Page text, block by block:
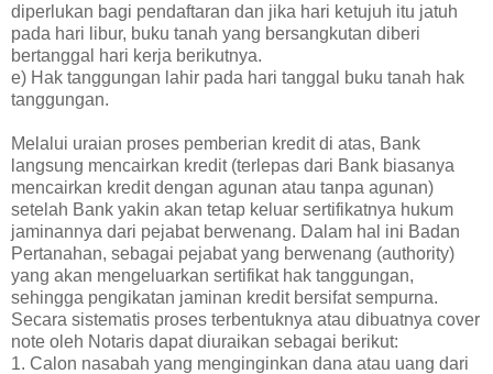
diperlukan bagi pendaftaran dan jika hari ketujuh itu jatuh
pada hari libur, buku tanah yang bersangkutan diberi
bertanggal hari kerja berikutnya.
e) Hak tanggungan lahir pada hari tanggal buku tanah hak
tanggungan.
Melalui uraian proses pemberian kredit di atas, Bank
langsung mencairkan kredit (terlepas dari Bank biasanya
mencairkan kredit dengan agunan atau tanpa agunan)
setelah Bank yakin akan tetap keluar sertifikatnya hukum
jaminannya dari pejabat berwenang. Dalam hal ini Badan
Pertanahan, sebagai pejabat yang berwenang (authority)
yang akan mengeluarkan sertifikat hak tanggungan,
sehingga pengikatan jaminan kredit bersifat sempurna.
Secara sistematis proses terbentuknya atau dibuatnya cover
note oleh Notaris dapat diuraikan sebagai berikut:
1. Calon nasabah yang menginginkan dana atau uang dari